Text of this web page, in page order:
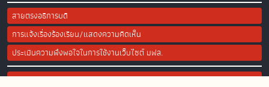
สายตรงอธิการบดี
การแจ้งเรื่องร้องเรียน/แสดงความคิดเห็น
ประเมินความพึงพอใจในการใช้งานเว็บไซต์ มฟล.
Site Map